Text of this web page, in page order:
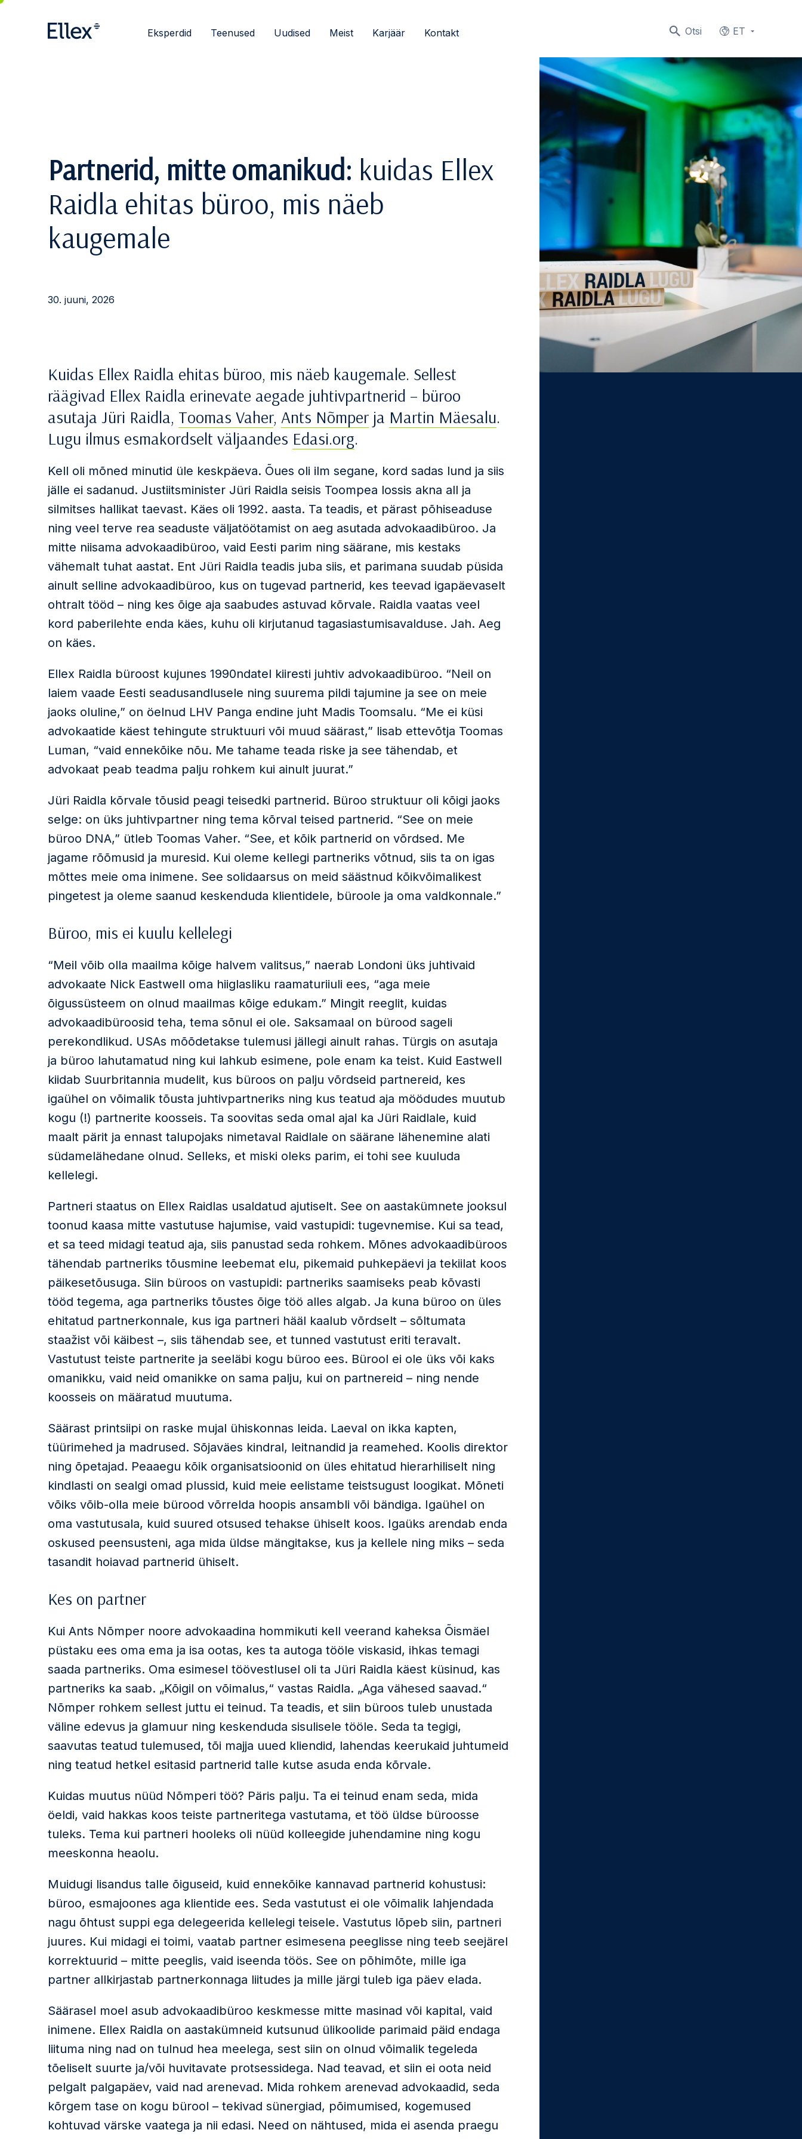
Otsi ET
Eksperdid Teenused Uudised Meist Karjäär Kontakt
Partnerid, mitte omanikud: kuidas Ellex
Raidla ehitas büroo, mis näeb
kaugemale
30. juuni, 2026
Kuidas Ellex Raidla ehitas büroo, mis näeb kaugemale. Sellest
räägivad Ellex Raidla erinevate aegade juhtivpartnerid – büroo
asutaja Jüri Raidla, Toomas Vaher, Ants Nõmper ja Martin Mäesalu.
Lugu ilmus esmakordselt väljaandes Edasi.org.
Kell oli mõned minutid üle keskpäeva. Õues oli ilm segane, kord sadas lund ja siis
jälle ei sadanud. Justiitsminister Jüri Raidla seisis Toompea lossis akna all ja
silmitses hallikat taevast. Käes oli 1992. aasta. Ta teadis, et pärast põhiseaduse
ning veel terve rea seaduste väljatöötamist on aeg asutada advokaadibüroo. Ja
mitte niisama advokaadibüroo, vaid Eesti parim ning säärane, mis kestaks
vähemalt tuhat aastat. Ent Jüri Raidla teadis juba siis, et parimana suudab püsida
ainult selline advokaadibüroo, kus on tugevad partnerid, kes teevad igapäevaselt
ohtralt tööd – ning kes õige aja saabudes astuvad kõrvale. Raidla vaatas veel
kord paberilehte enda käes, kuhu oli kirjutanud tagasiastumisavalduse. Jah. Aeg
on käes.
Ellex Raidla büroost kujunes 1990ndatel kiiresti juhtiv advokaadibüroo. “Neil on
laiem vaade Eesti seadusandlusele ning suurema pildi tajumine ja see on meie
jaoks oluline,” on öelnud LHV Panga endine juht Madis Toomsalu. “Me ei küsi
advokaatide käest tehingute struktuuri või muud säärast,” lisab ettevõtja Toomas
Luman, “vaid ennekõike nõu. Me tahame teada riske ja see tähendab, et
advokaat peab teadma palju rohkem kui ainult juurat.”
Jüri Raidla kõrvale tõusid peagi teisedki partnerid. Büroo struktuur oli kõigi jaoks
selge: on üks juhtivpartner ning tema kõrval teised partnerid. “See on meie
büroo DNA,” ütleb Toomas Vaher. “See, et kõik partnerid on võrdsed. Me
jagame rõõmusid ja muresid. Kui oleme kellegi partneriks võtnud, siis ta on igas
mõttes meie oma inimene. See solidaarsus on meid säästnud kõikvõimalikest
pingetest ja oleme saanud keskenduda klientidele, büroole ja oma valdkonnale.”
Büroo, mis ei kuulu kellelegi
“Meil võib olla maailma kõige halvem valitsus,” naerab Londoni üks juhtivaid
advokaate Nick Eastwell oma hiiglasliku raamaturiiuli ees, “aga meie
õigussüsteem on olnud maailmas kõige edukam.” Mingit reeglit, kuidas
advokaadibüroosid teha, tema sõnul ei ole. Saksamaal on bürood sageli
perekondlikud. USAs mõõdetakse tulemusi jällegi ainult rahas. Türgis on asutaja
ja büroo lahutamatud ning kui lahkub esimene, pole enam ka teist. Kuid Eastwell
kiidab Suurbritannia mudelit, kus büroos on palju võrdseid partnereid, kes
igaühel on võimalik tõusta juhtivpartneriks ning kus teatud aja möödudes muutub
kogu (!) partnerite koosseis. Ta soovitas seda omal ajal ka Jüri Raidlale, kuid
maalt pärit ja ennast talupojaks nimetaval Raidlale on säärane lähenemine alati
südamelähedane olnud. Selleks, et miski oleks parim, ei tohi see kuuluda
kellelegi.
Partneri staatus on Ellex Raidlas usaldatud ajutiselt. See on aastakümnete jooksul
toonud kaasa mitte vastutuse hajumise, vaid vastupidi: tugevnemise. Kui sa tead,
et sa teed midagi teatud aja, siis panustad seda rohkem. Mõnes advokaadibüroos
tähendab partneriks tõusmine leebemat elu, pikemaid puhkepäevi ja tekiilat koos
päikesetõusuga. Siin büroos on vastupidi: partneriks saamiseks peab kõvasti
tööd tegema, aga partneriks tõustes õige töö alles algab. Ja kuna büroo on üles
ehitatud partnerkonnale, kus iga partneri hääl kaalub võrdselt – sõltumata
staažist või käibest –, siis tähendab see, et tunned vastutust eriti teravalt.
Vastutust teiste partnerite ja seeläbi kogu büroo ees. Bürool ei ole üks või kaks
omanikku, vaid neid omanikke on sama palju, kui on partnereid – ning nende
koosseis on määratud muutuma.
Säärast printsiipi on raske mujal ühiskonnas leida. Laeval on ikka kapten,
tüürimehed ja madrused. Sõjaväes kindral, leitnandid ja reamehed. Koolis direktor
ning õpetajad. Peaaegu kõik organisatsioonid on üles ehitatud hierarhiliselt ning
kindlasti on sealgi omad plussid, kuid meie eelistame teistsugust loogikat. Mõneti
võiks võib-olla meie bürood võrrelda hoopis ansambli või bändiga. Igaühel on
oma vastutusala, kuid suured otsused tehakse ühiselt koos. Igaüks arendab enda
oskused peensusteni, aga mida üldse mängitakse, kus ja kellele ning miks – seda
tasandit hoiavad partnerid ühiselt.
Kes on partner
Kui Ants Nõmper noore advokaadina hommikuti kell veerand kaheksa Õismäel
püstaku ees oma ema ja isa ootas, kes ta autoga tööle viskasid, ihkas temagi
saada partneriks. Oma esimesel töövestlusel oli ta Jüri Raidla käest küsinud, kas
partneriks ka saab. „Kõigil on võimalus,“ vastas Raidla. „Aga vähesed saavad.“
Nõmper rohkem sellest juttu ei teinud. Ta teadis, et siin büroos tuleb unustada
väline edevus ja glamuur ning keskenduda sisulisele tööle. Seda ta tegigi,
saavutas teatud tulemused, tõi majja uued kliendid, lahendas keerukaid juhtumeid
ning teatud hetkel esitasid partnerid talle kutse asuda enda kõrvale.
Kuidas muutus nüüd Nõmperi töö? Päris palju. Ta ei teinud enam seda, mida
öeldi, vaid hakkas koos teiste partneritega vastutama, et töö üldse büroosse
tuleks. Tema kui partneri hooleks oli nüüd kolleegide juhendamine ning kogu
meeskonna heaolu.
Muidugi lisandus talle õiguseid, kuid ennekõike kannavad partnerid kohustusi:
büroo, esmajoones aga klientide ees. Seda vastutust ei ole võimalik lahjendada
nagu õhtust suppi ega delegeerida kellelegi teisele. Vastutus lõpeb siin, partneri
juures. Kui midagi ei toimi, vaatab partner esimesena peeglisse ning teeb seejärel
korrektuurid – mitte peeglis, vaid iseenda töös. See on põhimõte, mille iga
partner allkirjastab partnerkonnaga liitudes ja mille järgi tuleb iga päev elada.
Säärasel moel asub advokaadibüroo keskmesse mitte masinad või kapital, vaid
inimene. Ellex Raidla on aastakümneid kutsunud ülikoolide parimaid päid endaga
liituma ning nad on tulnud hea meelega, sest siin on olnud võimalik tegeleda
tõeliselt suurte ja/või huvitavate protsessidega. Nad teavad, et siin ei oota neid
pelgalt palgapäev, vaid nad arenevad. Mida rohkem arenevad advokaadid, seda
kõrgem tase on kogu bürool – tekivad sünergiad, põimumised, kogemused
kohtuvad värske vaatega ja nii edasi. Need on nähtused, mida ei asenda praegu